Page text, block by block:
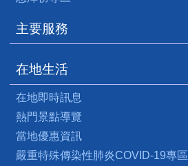
主要服務
在地生活
在地即時訊息
熱門景點導覽
當地優惠資訊
嚴重特殊傳染性肺炎COVID-19專區